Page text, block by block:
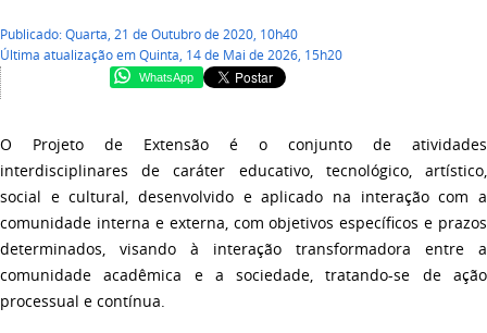
Publicado: Quarta, 21 de Outubro de 2020, 10h40
Última atualização em Quinta, 14 de Mai de 2026, 15h20
WhatsApp
O Projeto de Extensão é o conjunto de atividades
interdisciplinares de caráter educativo, tecnológico, artístico,
social e cultural, desenvolvido e aplicado na interação com a
comunidade interna e externa, com objetivos específicos e prazos
determinados, visando à interação transformadora entre a
comunidade acadêmica e a sociedade, tratando-se de ação
processual e contínua.